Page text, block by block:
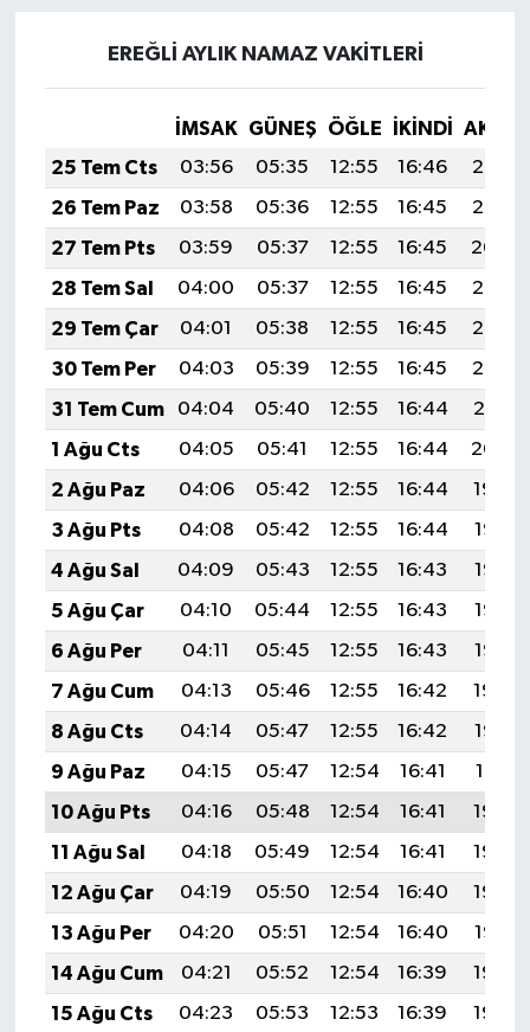
EREĞLİ AYLIK NAMAZ VAKITLERI
İMSAK GÜNEŞ ÖĞLE İKINDI
25 Tem Cts
03:56 05:35 12:55 16:46
20:06
26 Tem Paz
03:58 05:36 12:55 16:45
20:05
27 Tem Pts
03:59 05:37 12:55 16:45
20:04
28 Tem Sal
04:00 05:37 12:55 16:45
20:03
29 Tem Çar
04:01 05:38 12:55 16:45
20:03
30 Tem Per
04:03 05:39 12:55 16:45
20:02
31 Tem Cum
04:04 05:40 12:55 16:44
20:01
1 Ağu Cts
04:05 05:41 12:55 16:44
20:00
2 Ağu Paz
04:06 05:42 12:55 16:44
19:59
3 Ağu Pts
04:08 05:42 12:55 16:44
19:58
4 Ağu Sal
04:09 05:43 12:55 16:43
19:57
5 Ağu Çar
04:10 05:44 12:55 16:43
19:56
6 Ağu Per
04:11 05:45 12:55 16:43
19:55
7 Ağu Cum
04:13 05:46 12:55 16:42
19:54
8 Ağu Cts
04:14 05:47 12:55 16:42
19:53
9 Ağu Paz
04:15 05:47 12:54 16:41
19:51
10 Ağu Pts
04:16 05:48 12:54 16:41
19:50
11 Ağu Sal
04:18 05:49 12:54 16:41
19:49
12 Ağu Çar
04:19 05:50 12:54 16:40
19:48
13 Ağu Per
04:20 05:51 12:54 16:40
19:47
14 Ağu Cum
04:21 05:52 12:54 16:39
19:46
15 Ağu Cts
04:23 05:53 12:53 16:39
19:44